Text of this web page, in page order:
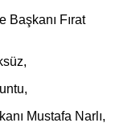
Başkanı Fırat
Mustafa Narlı,